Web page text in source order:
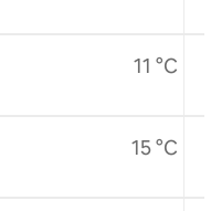
11 °C
15 °C